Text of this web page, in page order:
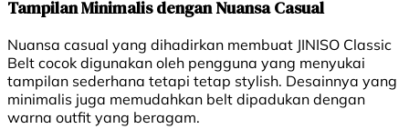
Tampilan Minimalis dengan Nuansa Casual
Nuansa casual yang dihadirkan membuat JINISO Classic
Belt cocok digunakan oleh pengguna yang menyukai
tampilan sederhana tetapi tetap stylish. Desainnya yang
minimalis juga memudahkan belt dipadukan dengan
warna outfit yang beragam.